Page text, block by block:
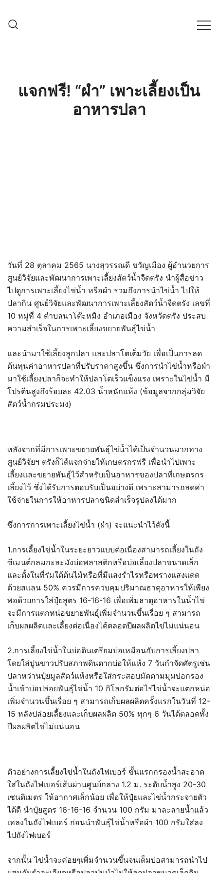
content
พร้อมดูแลพืชอย่างครบวงจร
แจกฟรี! “ผำ” เพาะเลี้ยงเป็น
อาหารปลา
วันที่ 28 ตุลาคม 2565 นางสุวรรณดี ขวัญเมือง ผู้อำนวยการ
ศูนย์วิจัยและพัฒนาการเพาะเลี้ยงสัตว์น้ำจืดตรัง นำผู้สื่อข่าว
ไปดูการเพาะเลี้ยงไข่น้ำ หรือผำ รวมถึงการนำไข่น้ำ ไปให้
ปลากิน ศูนย์วิจัยและพัฒนาการเพาะเลี้ยงสัตว์น้ำจืดตรัง เลขที่
10 หมู่ที่ 4 ตำบลนาโต๊ะหมิง อำเภอเมือง จังหวัดตรัง ประสบ
ความสำเร็จในการเพาะเลี้ยงขยายพันธุ์ไข่น้ำ
และนำมาใช้เลี้ยงลูกปลา และปลาโตเต็มวัย เพื่อเป็นการลด
ต้นทุนค่าอาหารปลาที่ปรับราคาสูงขึ้น ซึ่งการนำไข่น้ำหรือผำ
มาใช้เลี้ยงปลาก็จะทำให้ปลาโตเร็วแข็งแรง เพราะในไข่น้ำ มี
โปรตีนสูงถึงร้อยละ 42.03 น้ำหนักแห้ง (ข้อมูลจากกลุ่มวิจัย
สัตว์น้ำกรมประมง)
หลังจากที่มีการเพาะขยายพันธุ์ไข่น้ำได้เป็นจำนวนมากทาง
ศูนย์วิจัยฯ ตรังก็ได้แจกจ่ายให้เกษตรกรฟรี เพื่อนำไปเพาะ
เลี้ยงและขยายพันธุ์ไว้สำหรับเป็นอาหารของปลาที่เกษตรกร
เลี้ยงไว้ ซึ่งได้รับการตอบรับเป็นอย่างดี เพราะสามารถลดค่า
ใช้จ่ายในการให้อาหารปลาชนิดสำเร็จรูปลงได้มาก
ซึ่งการการเพาะเลี้ยงไข่น้ำ (ผำ) จะแนะนำไว้ดังนี้
1.การเลี้ยงไข่น้ำในระยะยาวแบบต่อเนื่องสามารถเลี้ยงในถัง
ซีเมนต์กลมกะละมังบ่อพลาสติกหรือบ่อเลี้ยงปลาขนาดเล็ก
และตั้งในที่ร่มใต้ต้นไม้หรือที่มีแสงรำไรหรือพรางแสงแดด
ด้วยสแลน 50% ควรมีการควบคุมปริมาณธาตุอาหารให้เพียง
พอด้วยการใส่ปุ๋ยสูตร 16-16-16 เพื่อเพิ่มธาตุอาหารในน้ำไข่
จะมีการแตกหน่อขยายพันธุ์เพิ่มจำนวนขึ้นเรื่อย ๆ สามารถ
เก็บผลผลิตและเลี้ยงต่อเนื่องได้ตลอดปีผลผลิตไข่ไม่แน่นอน
2.การเลี้ยงไข่น้ำในบ่อดินเตรียมบ่อเหมือนกับการเลี้ยงปลา
โดยใส่ปูนขาวปรับสภาพดินตากบ่อให้แห้ง 7 วันกำจัดศัตรูเช่น
ปลาหว่านปุ๋ยมูลสัตว์แห้งหรือใส่กระสอบมัดตามมุมบ่อกรอง
น้ำเข้าบ่อปล่อยพันธุ์ไข่น้ำ 10 กิโลกรัมต่อไร่ไข่น้ำจะแตกหน่อ
เพิ่มจำนวนขึ้นเรื่อย ๆ สามารถเก็บผลผลิตครั้งแรกในวันที่ 12-
15 หลังปล่อยเลี้ยงและเก็บผลผลิต 50% ทุกๆ 6 วันได้ตลอดทั้ง
ปีผลผลิตไข่ไม่แน่นอน
ตัวอย่างการเลี้ยงไข่น้ำในถังไฟเบอร์ ขั้นแรกกรองน้ำสะอาด
ใส่ในถังไฟเบอร์เส้นผ่านศูนย์กลาง 1.2 ม. ระดับน้ำสูง 20-30
เซนติเมตร ให้อากาศเล็กน้อย เพื่อให้ปุ๋ยและไข่น้ำกระจายตัว
ได้ดี นำปุ๋ยสูตร 16-16-16 จำนวน 100 กรัม มาละลายน้ำแล้ว
เทลงในถังไฟเบอร์ ก่อนนำพันธุ์ไข่น้ำหรือผำ 100 กรัมใส่ลง
ไปถังไฟเบอร์
จากนั้น ไข่น้ำจะค่อยๆเพิ่มจำนวนขึ้นจนเต็มบ่อสามารถนำไป